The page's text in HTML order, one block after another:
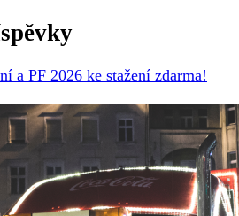
a PF 2026 ke stažení zdarma!